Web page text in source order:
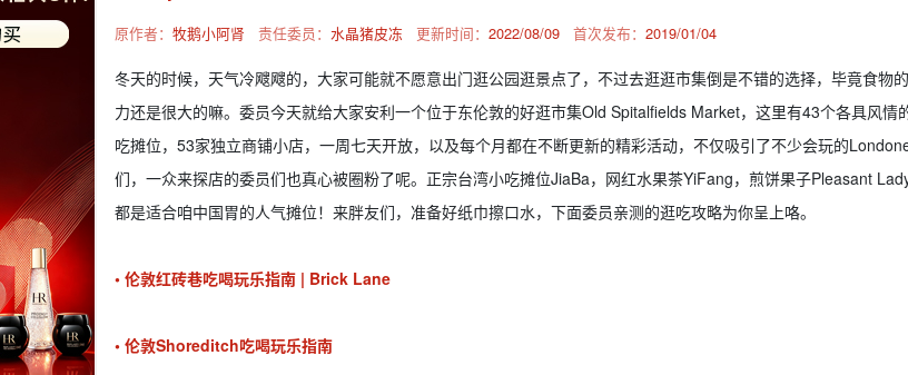
原作者： 牧鹅小阿肾 责任委员： 水晶猪皮冻 更新时间： 2022/08/09 首次发布： 2019/01/04
冬天的时候，天气冷飕飕的，大家可能就不愿意出门逛公园逛景点了，不过去逛逛市集倒是不错的选择，毕竟食物
力还是很大的嘛。委员今天就给大家安利一个位于东伦敦的好逛市集Old Spitalfields Market，这里有43个各具风情
吃摊位，53家独立商铺小店，一周七天开放，以及每个月都在不断更新的精彩活动，不仅吸引了不少会玩的
们，一众来探店的委员们也真心被圈粉了呢。正宗台湾小吃摊位JiaBa，网红水果茶YiFang，煎饼果子Pleasant Lady
都是适合咱中国胃的人气摊位！来胖友们，准备好纸巾擦口水，下面委员亲测的逛吃攻略为你呈上咯。
• 伦敦红砖巷吃喝玩乐指南 | Brick Lane
• 伦敦Shoreditch吃喝玩乐指南